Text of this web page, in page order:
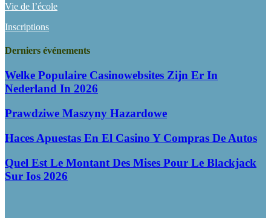
Vie de l’école
Inscriptions
Derniers événements
Welke Populaire Casinowebsites Zijn Er In
Nederland In 2026
Prawdziwe Maszyny Hazardowe
Haces Apuestas En El Casino Y Compras De Autos
Quel Est Le Montant Des Mises Pour Le Blackjack
Sur Ios 2026